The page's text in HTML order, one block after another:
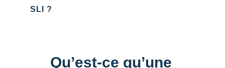
SLI ?
Qu’est-ce qu’une